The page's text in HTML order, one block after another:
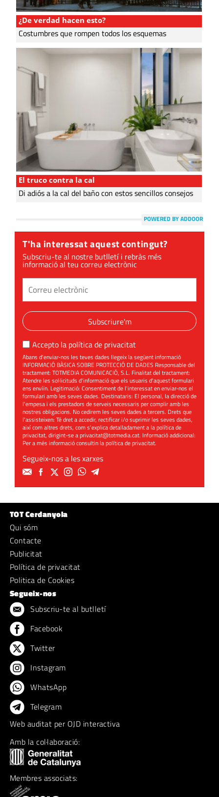
¿De verdad hacen esto?
Costumbres que rompen todos los esquemas
El truco contra la cal
Di adiós a la cal del baño con estos sencillos consejos
POWERED BY ADDOOR
T'ha interessat aquest contingut?
Subscriu-te al nostre butlletí i rebràs més
informació al teu correu electrònic
Subscriure'm
Accepto la política de privacitat
Abans d'enviar-nos les teves dades llegeix la següent informació
INFORMACIÓ BÀSICA SOBRE PROTECCIÓ DE DADES Responsable del
tractament: TOTMEDIA COMUNICACIÓ, S.L. Finalitat del tractament:
Atendre les sol·licituds d'informació que els usuaris d'aquest formulari
ens enviïn. Legitimació: Consentiment de l'interessat en enviar-nos el
formulari amb les seves dades. Destinataris: El personal, la direcció de
l'empesa i els prestadors de serveis necessaris per complir amb les
nostres obligacions. No cedirem les seves dades a tercers. Drets que
l'assisteixen: Té dret a accedir, rectificar i/o suprimir les seves dades,
així com altres drets, com s'explica detalladament a la política de
privacitat, dirigint-se aprivacitat@totmedia.cat. Informació addicional:
Per a més informació consultin lapolítica de privacitat.
Segueix-nos a les xarxes
TOT Cerdanyola
Qui sóm
Contacte
Publicitat
Política de privacitat
Politica de Cookies
Segueix-nos
Subscriu-te al butlletí
Facebook
Twitter
Instagram
WhatsApp
Telegram
Web auditat per OJD interactiva
Amb la col·laboració:
Membres associats: